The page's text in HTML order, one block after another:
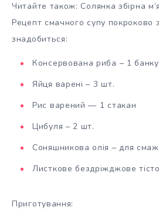
Читайте також: Солянка збірна
Рецепт смачного супу покроково
знадобиться:
Консервована риба – 1 банку
Яйця варені – 3 шт.
Рис варений — 1 стакан
Цибуля – 2 шт.
Соняшникова олія – для
Листкове бездріжджове
Приготування: